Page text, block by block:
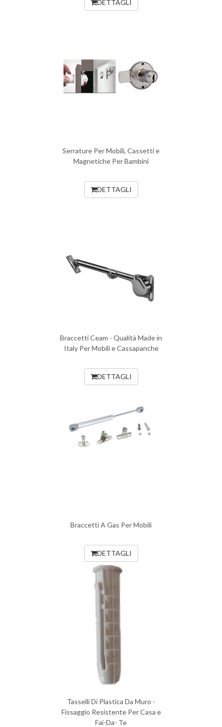
DETTAGLI
Serrature Per Mobili, Cassetti e
Magnetiche Per Bambini
DETTAGLI
Braccetti Ceam - Qualità Made in
Italy Per Mobili e Cassapanche
DETTAGLI
Braccetti A Gas Per Mobili
DETTAGLI
Tasselli Di Plastica Da Muro -
Fissaggio Resistente Per Casa e
Fai-Da- Te